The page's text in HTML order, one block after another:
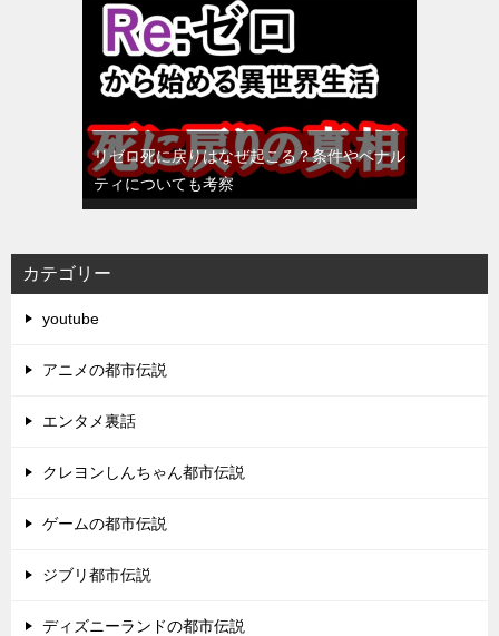
リゼロ死に戻りはなぜ起こる？条件やペナル
ティについても考察
カテゴリー
youtube
アニメの都市伝説
エンタメ裏話
クレヨンしんちゃん都市伝説
ゲームの都市伝説
ジブリ都市伝説
ディズニーランドの都市伝説